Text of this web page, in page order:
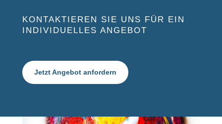
KONTAKTIEREN SIE UNS FÜR EIN
INDIVIDUELLES ANGEBOT
Jetzt Angebot anfordern